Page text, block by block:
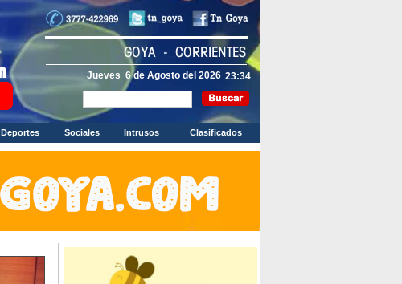
Jueves 6 de Agosto del 2026
Deportes Sociales Intrusos Clasificados